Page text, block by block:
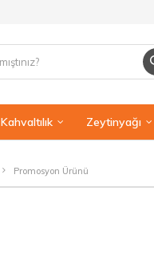
Kahvaltılık Zeytinyağı
Promosyon Ürünü